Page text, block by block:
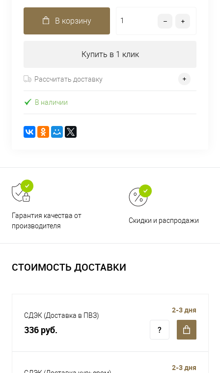
В корзину
Купить в 1 клик
Рассчитать доставку
В наличии
Гарантия качества от
производителя
Скидки и распродажи
СТОИМОСТЬ ДОСТАВКИ
СДЭК (Доставка в ПВЗ)
336 руб.
2-3 дня
2-3 дня